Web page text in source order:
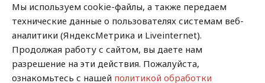
Криминал
Мы используем cookie-файлы, а также передаем
технические данные о пользователях системам веб-
аналитики (ЯндексМетрика и Liveinternet).
Продолжая работу с сайтом, вы даете нам
разрешение на эти действия. Пожалуйста,
ознакомьтесь с нашей политикой обработки